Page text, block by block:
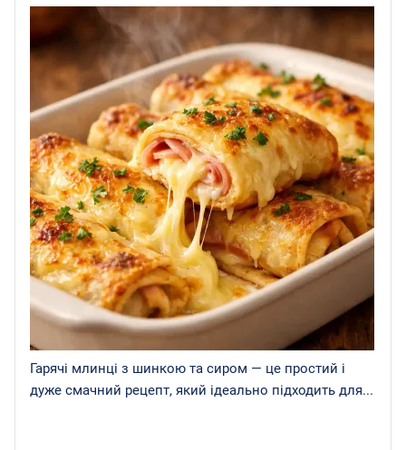
Гарячі млинці з шинкою та сиром — це простий і
дуже смачний рецепт, який ідеально підходить для...